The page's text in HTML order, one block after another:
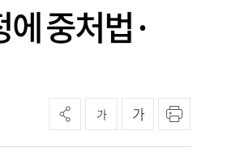
중처법·
가 가